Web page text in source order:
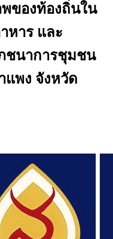
ของท้องถิ่นใน
หาร และ
ชนาการชุมชน
แพง จังหวัด